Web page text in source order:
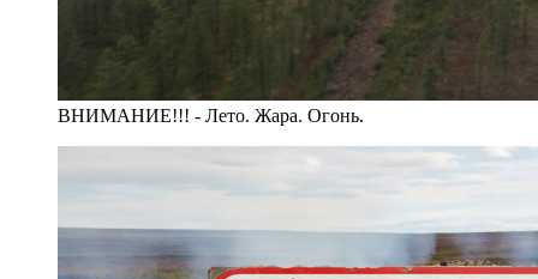
ВНИМАНИЕ!!! - Лето. Жара. Огонь.